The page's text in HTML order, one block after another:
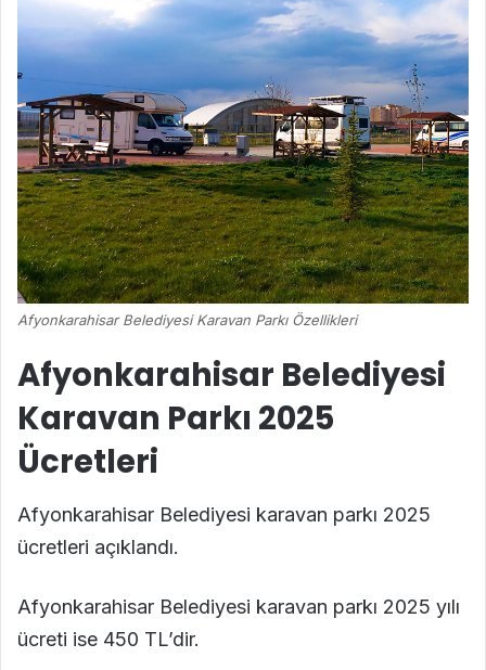
Afyonkarahisar Belediyesi Karavan Parkı Özellikleri
Afyonkarahisar Belediyesi
Karavan Parkı 2025
Ücretleri
Afyonkarahisar Belediyesi karavan parkı 2025
ücretleri açıklandı.
Afyonkarahisar Belediyesi karavan parkı 2025 yılı
ücreti ise 450 TL’dir.